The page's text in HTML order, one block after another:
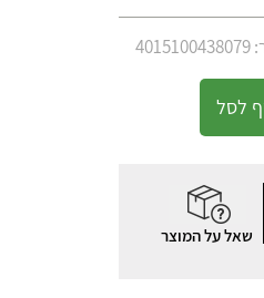
לסל
שאל על המוצר